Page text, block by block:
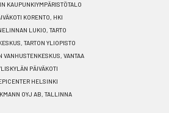
KAUPUNKIYMPÄRISTÖTALO
KORENTO, HKI
LUKIO, TARTO
TARTON YLIOPISTO
VANHUSTENKESKUS, VANTAA
PÄIVÄKOTI
HELSINKI
OYJ AB, TALLINNA